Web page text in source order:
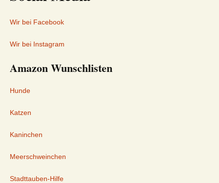
Wir bei Facebook
Wir bei Instagram
Amazon Wunschlisten
Hunde
Katzen
Kaninchen
Meerschweinchen
Stadttauben-Hilfe